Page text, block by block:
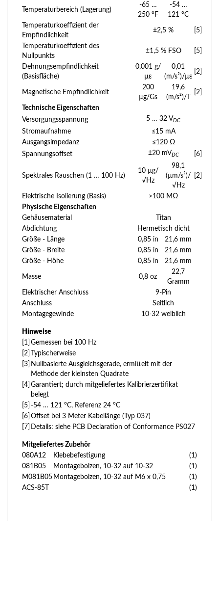
Temperaturbereich (Lagerung)
-65 …
250 °F
-54 …
121 °C
Temperaturkoeffizient der
Empfindlichkeit
±2,5 % [5]
Temperaturkoeffizient des
Nullpunkts
±1,5 % FSO [5]
Dehnungsempfindlichkeit
(Basisfläche)
0,001 g/
µε
0,01
(m/s²)/µε
[2]
Magnetische Empfindlichkeit
200
µg/Gs
19,6
(m/s²)/T
[2]
Technische Eigenschaften
Versorgungsspannung
5 … 32 VDC
Stromaufnahme
≤15 mA
Ausgangsimpedanz
≤120 Ω
Spannungsoffset
±20 mVDC [6]
Spektrales Rauschen (1 … 100 Hz)
10 µg/
√Hz
98,1
(µm/s²)/
√Hz
[2]
Elektrische Isolierung (Basis)
>100 MΩ
Physische Eigenschaften
Gehäusematerial
Titan
Abdichtung
Hermetisch dicht
Größe - Länge
0,85 in
21,6 mm
Größe - Breite
0,85 in
21,6 mm
Größe - Höhe
0,85 in 21,6 mm
Masse 0,8 oz
22,7
Gramm
Elektrischer Anschluss
9-Pin
Anschluss
Seitlich
Montagegewinde
10-32 weiblich
Hinweise
[1]
Gemessen bei 100 Hz
[2]
Typischerweise
[3] Nullbasierte Ausgleichsgerade, ermittelt mit der
Methode der kleinsten Quadrate
[4] Garantiert; durch mitgeliefertes Kalibrierzertifikat
belegt
[5] -54 … 121 °C, Referenz 24 °C
[6] Offset bei 3 Meter Kabellänge (Typ 037)
[7]
Details: siehe PCB Declaration of Conformance PS027
Mitgeliefertes Zubehör
080A12
Klebebefestigung
(1)
081B05
Montagebolzen, 10-32 auf 10-32
(1)
M081B05 Montagebolzen, 10-32 auf M6 x 0,75
(1)
ACS-85T
(1)